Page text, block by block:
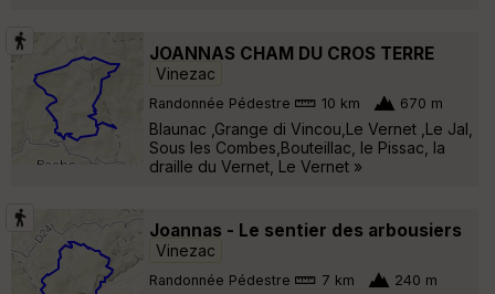
JOANNAS CHAM DU CROS TERRE
Vinezac
Randonnée Pédestre 10 km 670 m
Blaunac ,Grange di Vincou,Le Vernet ,Le Jal,
Sous les Combes,Bouteillac, le Pissac, la
draille du Vernet, Le Vernet »
Joannas - Le sentier des arbousiers
Vinezac
Randonnée Pédestre 7 km 240 m